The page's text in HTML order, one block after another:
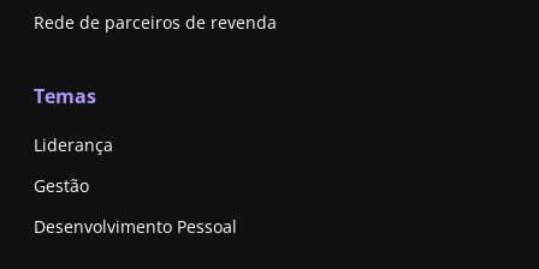
Rede de parceiros de revenda
Temas
Liderança
Gestão
Desenvolvimento Pessoal